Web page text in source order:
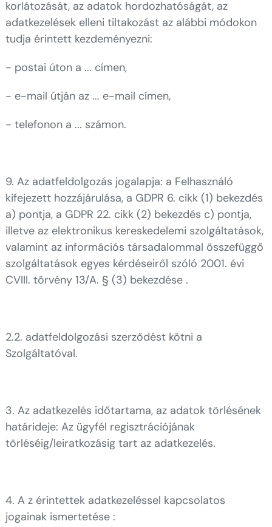
korlátozását, az adatok hordozhatóságát, az
adatkezelések elleni tiltakozást az alábbi módokon
tudja érintett kezdeményezni:
- postai úton a ... címen,
- e-mail útján az ... e-mail címen,
- telefonon a ... számon.
9. Az adatfeldolgozás jogalapja: a Felhasználó
kifejezett hozzájárulása, a GDPR 6. cikk (1) bekezdés
a) pontja, a GDPR 22. cikk (2) bekezdés c) pontja,
illetve az elektronikus kereskedelemi szolgáltatások,
valamint az információs társadalommal összefüggő
szolgáltatások egyes kérdéseiről szóló 2001. évi
CVIII. törvény 13/A. § (3) bekezdése .
2.2. adatfeldolgozási szerződést kötni a
Szolgáltatóval.
3. Az adatkezelés időtartama, az adatok törlésének
határideje: Az ügyfél regisztrációjának
törléséig/leiratkozásig tart az adatkezelés.
4. A z érintettek adatkezeléssel kapcsolatos
jogainak ismertetése :